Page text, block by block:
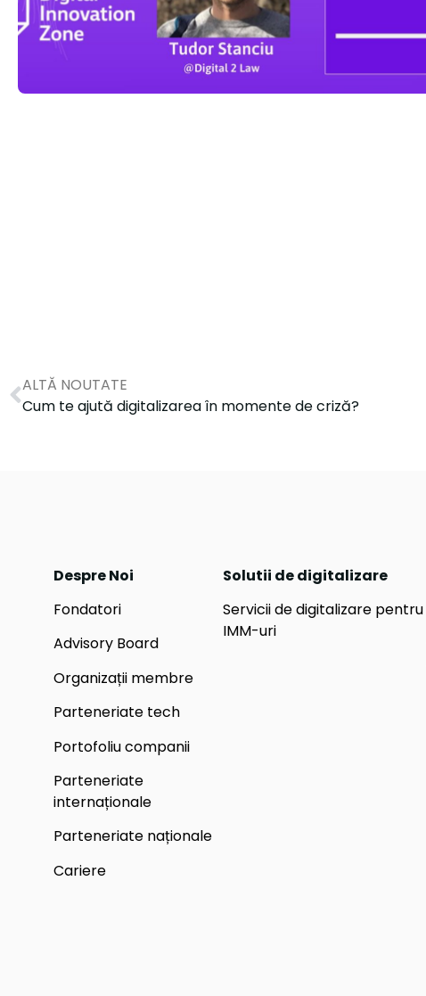
ALTĂ NOUTATE
Cum te ajută digitalizarea în momente de criză?
Despre Noi
Fondatori
Advisory Board
Organizații membre
Parteneriate tech
Portofoliu companii
Parteneriate
internaționale
Parteneriate naționale
Cariere
Solutii de digitalizare
Servicii de digitalizare pentru
IMM-uri